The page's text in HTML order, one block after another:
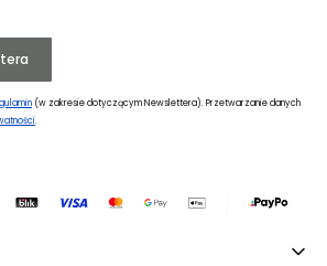
(w zakresie dotyczącym Newslettera). Przetwarzanie danych
.